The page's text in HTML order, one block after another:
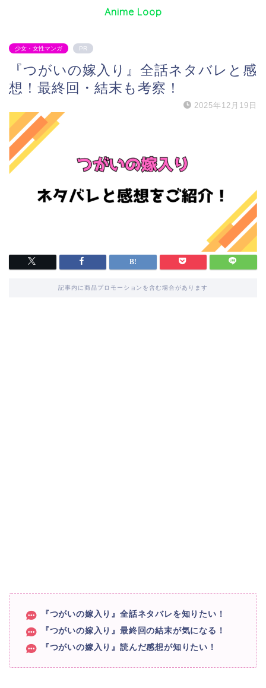
Anime Loop
少女・女性マンガ PR
『つがいの嫁入り』全話ネタバレと感
想！最終回・結末も考察！
2025年12月19日
記事内に商品プロモーションを含む場合があります
『つがいの嫁入り』全話ネタバレを知りたい！
『つがいの嫁入り』最終回の結末が気になる！
『つがいの嫁入り』読んだ感想が知りたい！